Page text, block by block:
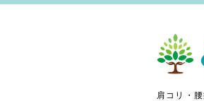
肩コリ・